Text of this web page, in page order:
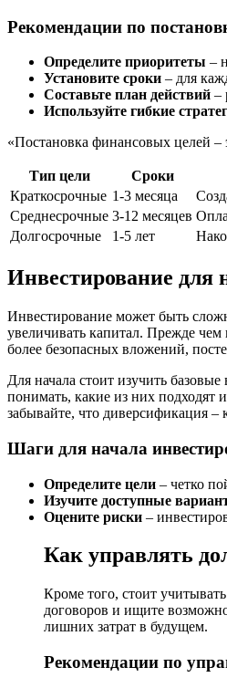
Рекомендации по
Определите приоритеты –
Установите сроки – для
Составьте план действий –
Используйте гибкие
«Постановка финансовых целей –
Тип цели Сроки
Краткосрочные 1-3 месяца
Среднесрочные 3-12 месяцев
Долгосрочные
1-5 лет
Инвестирование для
Инвестирование может быть
увеличивать капитал. Прежде чем
более безопасных вложений,
Для начала стоит изучить
понимать, какие из них подходят
забывайте, что диверсификация
Шаги для начала
Определите цели – четко
Изучите доступные
Оцените риски –
Как управлять
Кроме того, стоит
договоров и ищите
лишних затрат в будущем.
Рекомендации по